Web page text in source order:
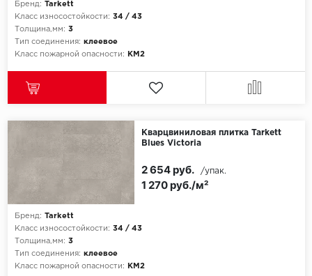
Moduleo
Natisston
Бренд: Tarkett
Класс износостойкости: 34 / 43
Толщина,мм: 3
Тип соединения: клеевое
Класс пожарной опасности:
КМ2
Кварцвиниловая плитка Tarkett
Blues Victoria
Бренд: Tarkett
Класс износостойкости: 34 / 43
Толщина,мм: 3
Тип соединения: клеевое
Класс пожарной опасности:
КМ2
1 270 руб./м²
2 654 руб. /упак.